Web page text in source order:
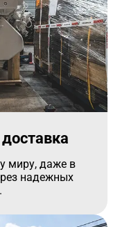
миру, даже в
надежных